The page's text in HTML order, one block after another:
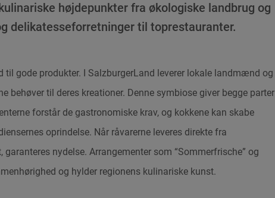
højdepunkter fra økologiske landbrug og
delikatesseforretninger til toprestauranter.
gode produkter. I SalzburgerLand leverer lokale landmænd og
behøver til deres kreationer. Denne symbiose giver begge parter
forstår de gastronomiske krav, og kokkene kan skabe
oprindelse. Når råvarerne leveres direkte fra
nydelse. Arrangementer som “Sommerfrische” og
og hylder regionens kulinariske kunst.